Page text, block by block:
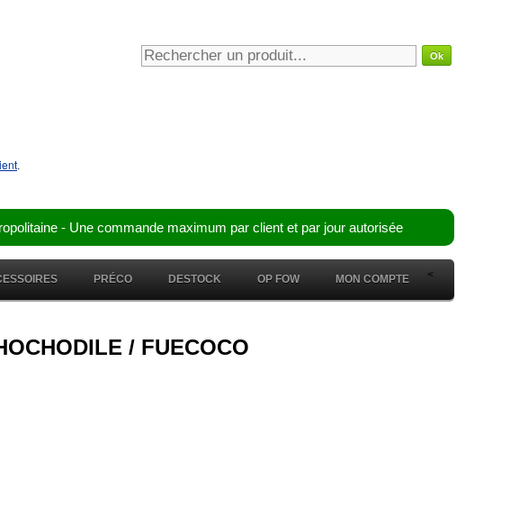
.
- Une commande maximum par client et par jour autorisée
PRÉCO <
DESTOCK OP FOW MON COMPTE
/ FUECOCO